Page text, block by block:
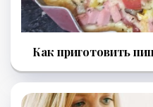
Как приготовить